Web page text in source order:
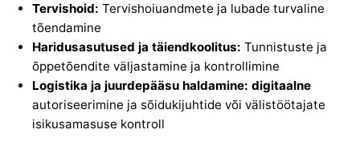
Tervishoid: Tervishoiuandmete ja lubade turvaline
tõendamine
Haridusasutused ja täiendkoolitus: Tunnistuste ja
õppetõendite väljastamine ja kontrollimine
Logistika ja juurdepääsu haldamine: digitaalne
autoriseerimine ja sõidukijuhtide või välistöötajate
isikusamasuse kontroll